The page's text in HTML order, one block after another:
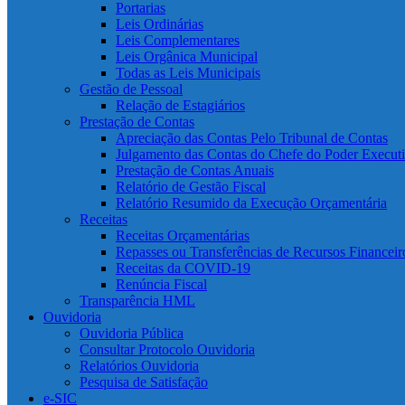
Portarias
Leis Ordinárias
Leis Complementares
Leis Orgânica Municipal
Todas as Leis Municipais
Gestão de Pessoal
Relação de Estagiários
Prestação de Contas
Apreciação das Contas Pelo Tribunal de Contas
Julgamento das Contas do Chefe do Poder
Prestação de Contas Anuais
Relatório de Gestão Fiscal
Relatório Resumido da Execução Orçamentária
Receitas
Receitas Orçamentárias
Repasses ou Transferências de Recursos
Receitas da COVID-19
Renúncia Fiscal
Transparência HML
Ouvidoria
Ouvidoria Pública
Consultar Protocolo Ouvidoria
Relatórios Ouvidoria
Pesquisa de Satisfação
e-SIC